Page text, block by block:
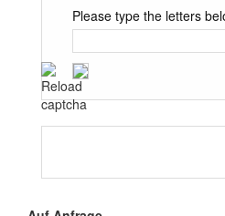
Please type the letters